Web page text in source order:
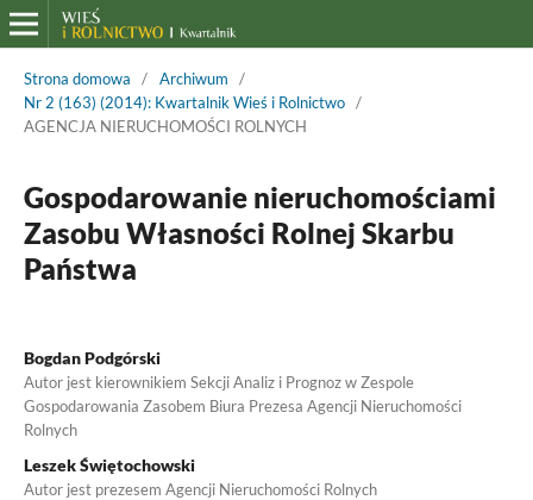
Strona domowa / Archiwum
/
Nr 2 (163) (2014): Kwartalnik Wieś i Rolnictwo /
AGENCJA NIERUCHOMOŚCI ROLNYCH
Gospodarowanie nieruchomościami
Zasobu Własności Rolnej Skarbu
Państwa
Bogdan Podgórski
Autor jest kierownikiem Sekcji Analiz i Prognoz w Zespole
Gospodarowania Zasobem Biura Prezesa Agencji Nieruchomości
Rolnych
Leszek Świętochowski
Autor jest prezesem Agencji Nieruchomości Rolnych